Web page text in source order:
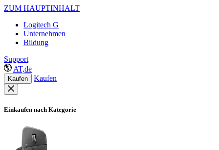
ZUM HAUPTINHALT
Logitech G
Unternehmen
Bildung
Support
AT,de
Kaufen Kaufen
Einkaufen nach Kategorie